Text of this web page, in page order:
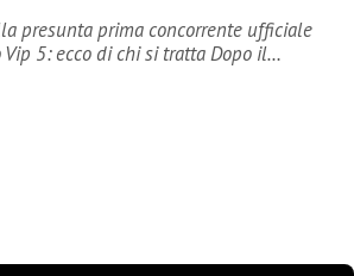
presunta prima concorrente ufficiale
5: ecco di chi si tratta Dopo il…